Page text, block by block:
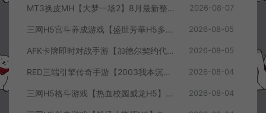
MT3换皮MH【大梦一场2】8月最新整理Linux手工服务端+源码+管理后台+安卓苹果双端+详细搭建教程+视频教程 2026-08-07
三网H5宫斗养成游戏【盛世芳華H5多区跨服代金券内购优化版】8月最新整理Linux手工服务端+CDK授权后台+全资源安卓+详细搭建教程+视频教程 2026-08-05
AFK卡牌即时对战手游【加德尔契约代金券内购修复版】8月最新整理Linux手工服务端+前后端全套源码+CDK授权后台+安卓苹果双端+详细搭建教程+视频教程 2026-08-05
RED三端引擎传奇手游【2003我本沉默三职业】8月最新整理Win一键服务端+PC安卓+详细搭建教程 2026-08-04
三网H5格斗游戏【热血校园威龙H5】8月最新整理Linux手工服务端+Win一键服务端+解压即玩+简易安卓客户端+详细搭建教程 2026-08-04